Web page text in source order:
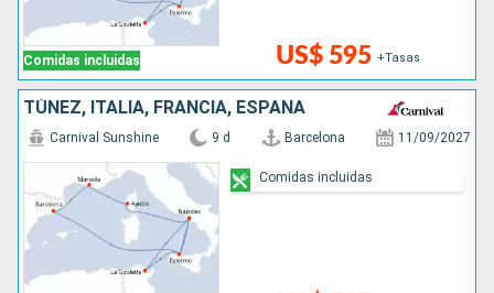
Comidas incluidas US$ 595 +Tasas
TÚNEZ, ITALIA, FRANCIA, ESPAÑA
Carnival Sunshine 9 d Barcelona 11/09/2027
Comidas incluidas